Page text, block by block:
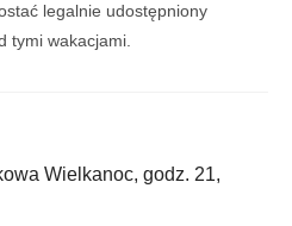
legalnie udostępniony
tymi wakacjami.
Wielkanoc, godz. 21,